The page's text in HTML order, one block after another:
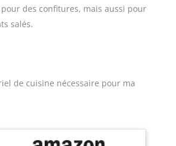
des confitures, mais aussi pour
salés.
de cuisine nécessaire pour ma